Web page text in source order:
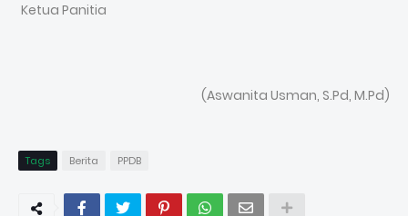
Ketua Panitia
(Aswanita Usman, S.Pd, M.Pd)
Tags Berita PPDB